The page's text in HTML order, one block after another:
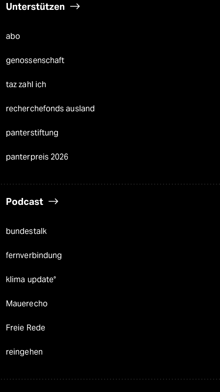
Unterstützen
abo
genossenschaft
taz zahl ich
recherchefonds ausland
panterstiftung
panterpreis 2026
Podcast
bundestalk
fernverbindung
klima update°
Mauerecho
Freie Rede
reingehen